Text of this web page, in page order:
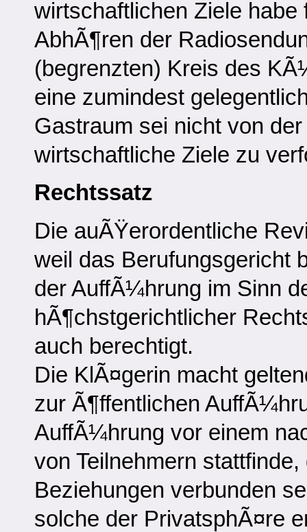
wirtschaftlichen Ziele
AbhÃ¶ren der
(begrenzten) Kreis des
eine zumindest
Gastraum sei nicht von
wirtschaftliche Ziele zu
Rechtssatz
Die auÃŸerordentliche
weil das Berufungsgericht
der AuffÃ¼hrung im Sinn
hÃ¶chstgerichtlicher
auch berechtigt.
Die KlÃ¤gerin macht
zur Ã¶ffentlichen
AuffÃ¼hrung vor einem
von Teilnehmern
Beziehungen verbunden
solche der PrivatsphÃ¤re